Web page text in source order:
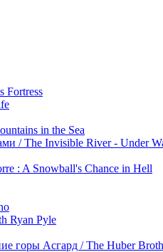
Fortress
in the Sea
/ The Invisible River - Under
: A Snowball's Chance in Hell
Ryan Pyle
горы Асгард / The Huber